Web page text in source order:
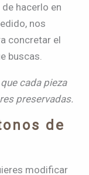
de hacerlo en
nos
concretar el
buscas.
cada pieza
preservadas.
de
modificar